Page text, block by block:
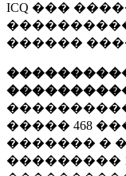
ICQ ���
������
����� 468
������� �
���������